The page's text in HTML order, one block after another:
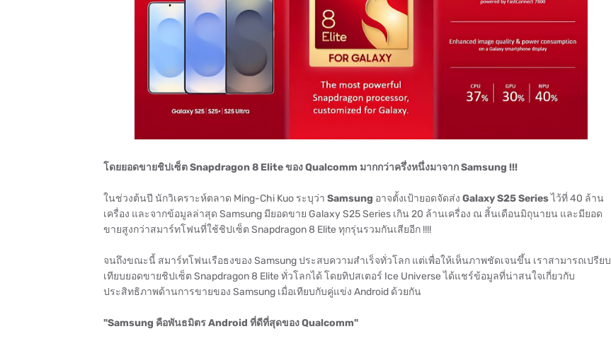
โดยยอดขายชิปเซ็ต Snapdragon 8 Elite ของ Qualcomm มากกว่าครึ่งหนึ่งมาจาก Samsung !!!
ในช่วงต้นปี นักวิเคราะห์ตลาด Ming-Chi Kuo ระบุว่า Samsung อาจตั้งเป้ายอดจัดส่ง Galaxy S25 Seriesไว้ที่ 40 ล้าน
เครื่อง และจากข้อมูลล่าสุด Samsung มียอดขาย Galaxy S25 Series เกิน 20 ล้านเครื่อง ณ สิ้นเดือนมิถุนายน และมียอด
ขายสูงกว่าสมาร์ทโฟนที่ใช้ชิปเซ็ต Snapdragon 8 Elite ทุกรุ่นรวมกันเสียอีก !!!!
จนถึงขณะนี้ สมาร์ทโฟนเรือธงของ Samsung ประสบความสำเร็จทั่วโลก แต่เพื่อให้เห็นภาพชัดเจนขึ้น เราสามารถเปรียบ
เทียบยอดขายชิปเซ็ต Snapdragon 8 Elite ทั่วโลกได้ โดยทิปสเตอร์ Ice Universe ได้แชร์ข้อมูลที่น่าสนใจเกี่ยวกับ
ประสิทธิภาพด้านการขายของ Samsung เมื่อเทียบกับคู่แข่ง Android ด้วยกัน
"Samsung คือพันธมิตร Android ที่ดีที่สุดของ Qualcomm"